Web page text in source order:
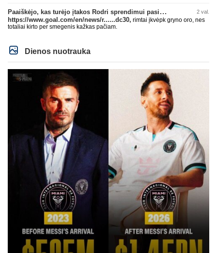
Paaiškėjo, kas turėjo įtakos Rodri sprendimui pasirinkti Barselonos pusę 2 val.
https://www.goal.com/en/news/r......dc30, rimtai įkvėpk gryno oro, nes
totaliai kirto per smegenis kažkas pačiam.
Dienos nuotrauka